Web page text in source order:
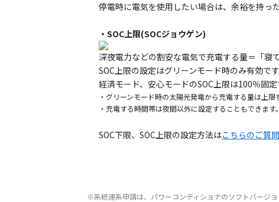
停電時に電気を使用したい場合は、余裕を持っ
・SOC上限(SOCジョウゲン)
深夜電力などの割安な電気で充電する量＝「寝
SOC上限の設定はグリーンモード時のみ有効です
経済モード、安心モードのSOC上限は100％固定
・グリーンモード時の太陽光発電から充電する量は上限
・充電する時間帯は夜間以外に設定することもできます。
SOC下限、SOC上限の設定方法はこちらのご質問
※系統連系申請は、パワーコンディショナのソフトバージ